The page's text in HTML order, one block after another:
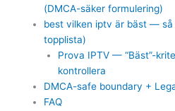
(DMCA-säker formulering)
best vilken iptv är bäst —
topplista)
Prova IPTV — “Bäst”-
kontrollera
DMCA-safe boundary +
FAQ